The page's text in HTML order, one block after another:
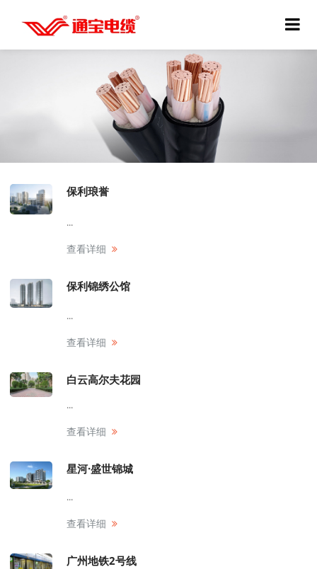
保利琅誉
...
查看详细
保利锦绣公馆
...
查看详细
白云高尔夫花园
...
查看详细
星河·盛世锦城
...
查看详细
广州地铁2号线